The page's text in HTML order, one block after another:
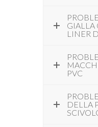
GIALLA
LINER
PVC
DELLA